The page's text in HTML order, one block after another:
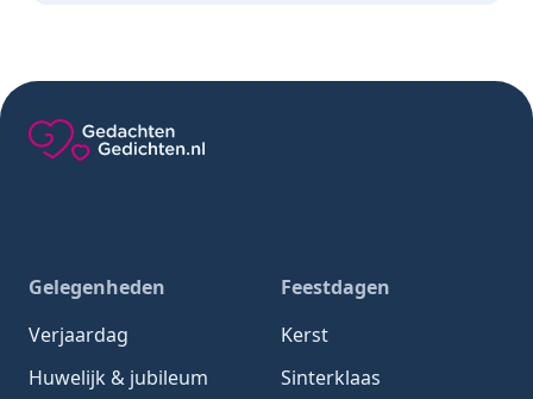
Gelegenheden
Verjaardag
Huwelijk & jubileum
Feestdagen
Kerst
Sinterklaas